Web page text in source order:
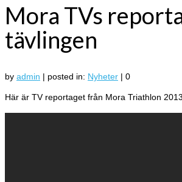
Mora TVs
tävlingen
by admin | posted in: Nyheter | 0
Här är TV reportaget från Mora Triathlon 2013